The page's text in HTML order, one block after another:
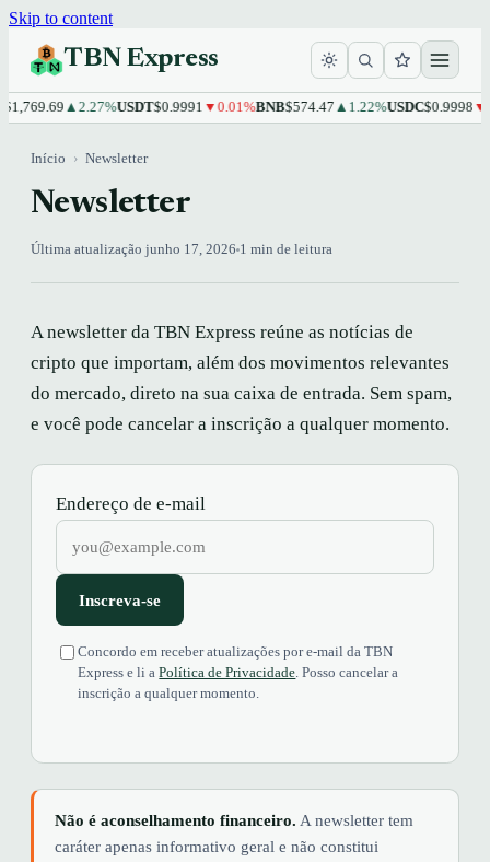
Skip to content
TBN Express
▲2.27%USDT$0.9991▼0.01%BNB$574.47▲1.22%USDC$0.9998
Início › Newsletter
Newsletter
Última atualização junho 17, 2026 1 min de leitura
A newsletter da TBN Express reúne as notícias de
cripto que importam, além dos movimentos relevantes
do mercado, direto na sua caixa de entrada. Sem spam,
e você pode cancelar a inscrição a qualquer momento.
Endereço de e-mail
Inscreva-se
Concordo em receber atualizações por e-mail da TBN
Express e li aPolítica de Privacidade. Posso cancelar a
inscrição a qualquer momento.
Não é aconselhamento financeiro. A newsletter tem
caráter apenas informativo geral e não constitui